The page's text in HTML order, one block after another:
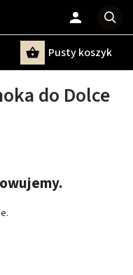
Pusty koszyk
do Dolce